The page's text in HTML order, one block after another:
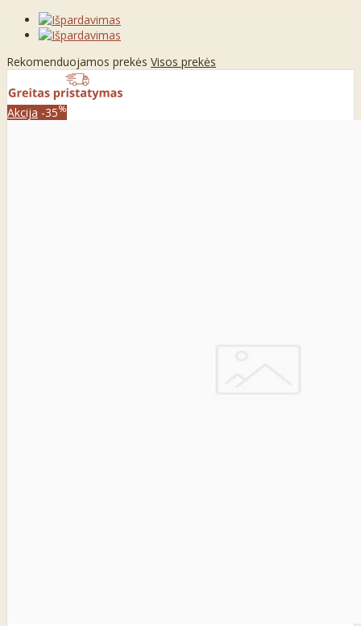
Rekomenduojamos prekės Visos prekės
Akcija -35%